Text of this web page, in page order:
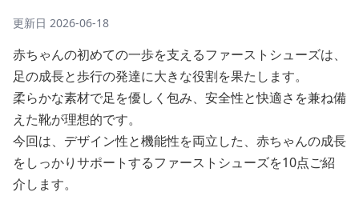
更新日 2026-06-18
赤ちゃんの初めての一歩を支えるファーストシューズは、
足の成長と歩行の発達に大きな役割を果たします。
柔らかな素材で足を優しく包み、安全性と快適さを兼ね備
えた靴が理想的です。
今回は、デザイン性と機能性を両立した、赤ちゃんの成長
をしっかりサポートするファーストシューズを10点ご紹
介します。